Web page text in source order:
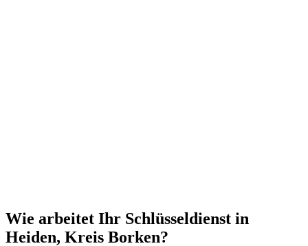
Wie arbeitet Ihr Schlüsseldienst in
Heiden, Kreis Borken?